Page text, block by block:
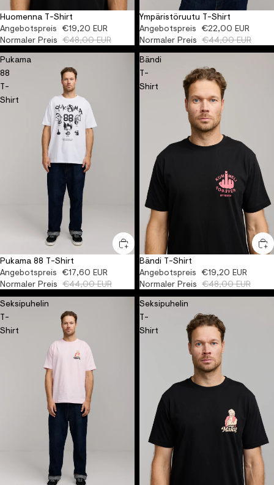
AUSVERKAUFTORGANIC
Huomenna T-Shirt
Angebotspreis €19,20 EUR
Normaler Preis €48,00 EUR
AUSVERKAUFT ORGANIC
Ympäristöruutu T-Shirt
Angebotspreis €22,00 EUR
Normaler Preis €44,00 EUR
Pukama
88
T-
Shirt
-60%ORGANIC
Pukama 88 T-Shirt
Angebotspreis €17,60 EUR
Normaler Preis €44,00 EUR
Bändi
T-
Shirt
-60%ORGANIC
Bändi T-Shirt
Angebotspreis €19,20 EUR
Normaler Preis €48,00 EUR
Seksipuhelin
T-
Shirt
Seksipuhelin
T-
Shirt